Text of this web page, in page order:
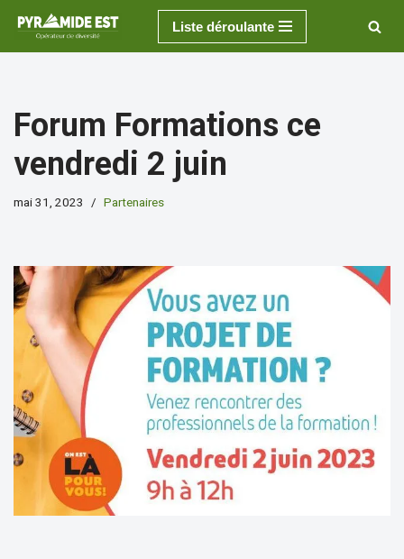
Aller
Liste déroulante
Forum Formations ce
vendredi 2 juin
mai 31, 2023 Partenaires